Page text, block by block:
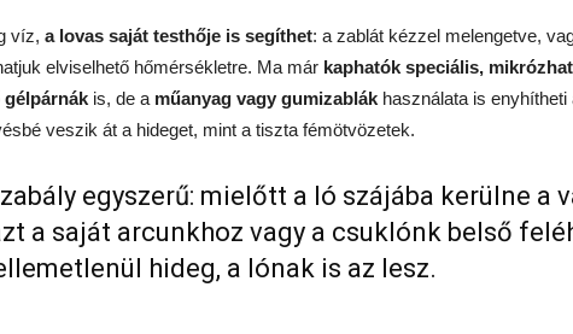
víz, a lovas saját testhője is segíthet: a zablát kézzel melengetve,
elviselhető hőmérsékletre. Ma már kaphatók speciális,
gélpárnák is, de a műanyag vagy gumizablák használata is enyhítheti
veszik át a hideget, mint a tiszta fémötvözetek.
egyszerű: mielőtt a ló szájába kerülne a
a saját arcunkhoz vagy a csuklónk belső
hideg, a lónak is az lesz.